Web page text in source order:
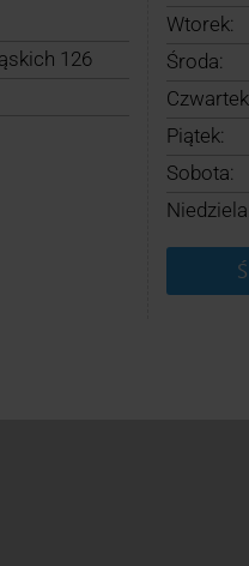
126
Wtorek:
Środa:
Piątek:
Sobota:
Niedziela: